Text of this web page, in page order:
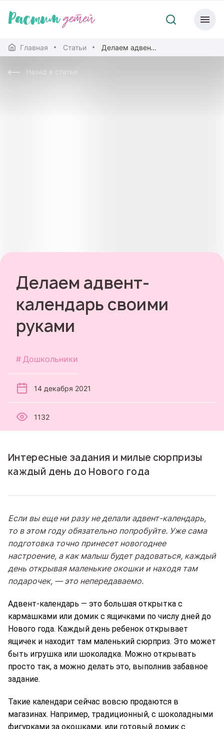
Главная Статьи Делаем адвент-календарь своими руками
Назад в статьи
Делаем адвент-
календарь своими
руками
Дошкольники
14 декабря 2021
1132
Интересные задания и милые сюрпризы
каждый день до Нового года
Если вы еще ни разу не делали адвент-календарь,
то в этом году обязательно попробуйте. Уже сама
подготовка точно принесет новогоднее
настроение, а как малыш будет радоваться, каждый
день открывая маленькие окошки и находя там
подарочек, — это непередаваемо.
Адвент-календарь — это большая открытка с
кармашками или домик с ящичками по числу дней до
Нового года. Каждый день ребенок открывает
ящичек и находит там маленький сюрприз. Это может
быть игрушка или шоколадка. Можно открывать
просто так, а можно делать это, выполнив забавное
задание.
Такие календари сейчас вовсю продаются в
магазинах. Например, традиционный, с шоколадными
фигурками за окошками, или готовый домик с